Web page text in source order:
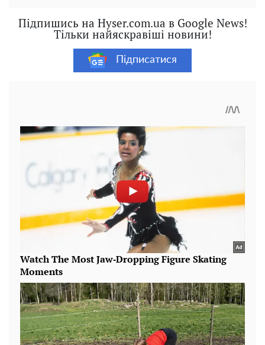
Підпишись на Hyser.com.ua в Google News!
Тільки найяскравіші новини!
Підписатися